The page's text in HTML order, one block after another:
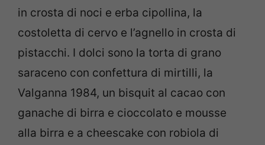
in crosta di noci e erba cipollina, la
costoletta di cervo e l’agnello in crosta di
pistacchi. I dolci sono la torta di grano
saraceno con confettura di mirtilli, la
Valganna 1984, un bisquit al cacao con
ganache di birra e cioccolato e mousse
alla birra e a cheescake con robiola di